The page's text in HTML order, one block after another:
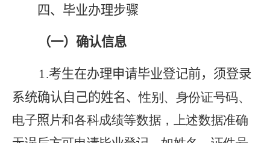
四、毕业办理步骤
（一）确认信息
1.考生在办理申请毕业登记前，须登录
系统确认自己的姓名、性别、身份证号码、
电子照片和各科成绩等数据，上述数据准确